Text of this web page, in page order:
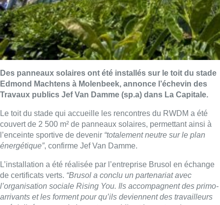
Des panneaux solaires ont été installés sur le toit du stade
Edmond Machtens à Molenbeek, annonce l’échevin des
Travaux publics Jef Van Damme (sp.a) dans La Capitale.
Le toit du stade qui accueille les rencontres du RWDM a été
couvert de 2 500 m² de panneaux solaires, permettant ainsi à
l’enceinte sportive de devenir “totalement neutre sur le plan
énergétique”, confirme Jef Van Damme.
L’installation a été réalisée par l’entreprise Brusol en échange
de certificats verts. “Brusol a conclu un partenariat avec
l’organisation sociale Rising You. Ils accompagnent des primo-
arrivants et les forment pour qu’ils deviennent des travailleurs